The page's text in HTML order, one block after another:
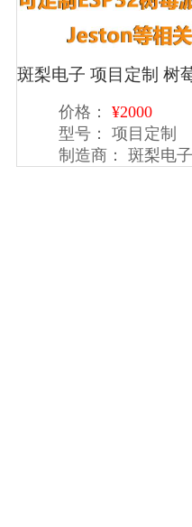
斑梨电子 项目定制 树
价格：
¥2000
型号：
项目定制
制造商：
斑梨电子